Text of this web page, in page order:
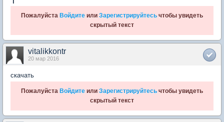
Пожалуйста Войдите или Зарегистрируйтесь чтобы увидеть
скрытый текст
vitalikkontr
20 мар 2016
скачать
Пожалуйста Войдите или Зарегистрируйтесь чтобы увидеть
скрытый текст